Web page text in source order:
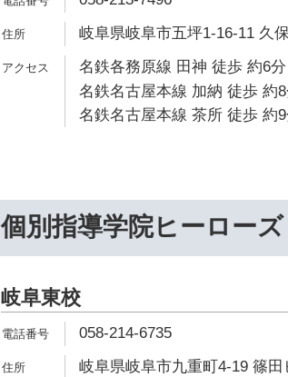
岐阜県岐阜市五坪1-16-11 久
名鉄各務原線 田神 徒歩 約6分
名鉄名古屋本線 加納 徒歩 約
名鉄名古屋本線 茶所 徒歩 約
個別指導学院ヒーローズ
岐阜東校
058-214-6735
岐阜県岐阜市九重町4-19 篠田